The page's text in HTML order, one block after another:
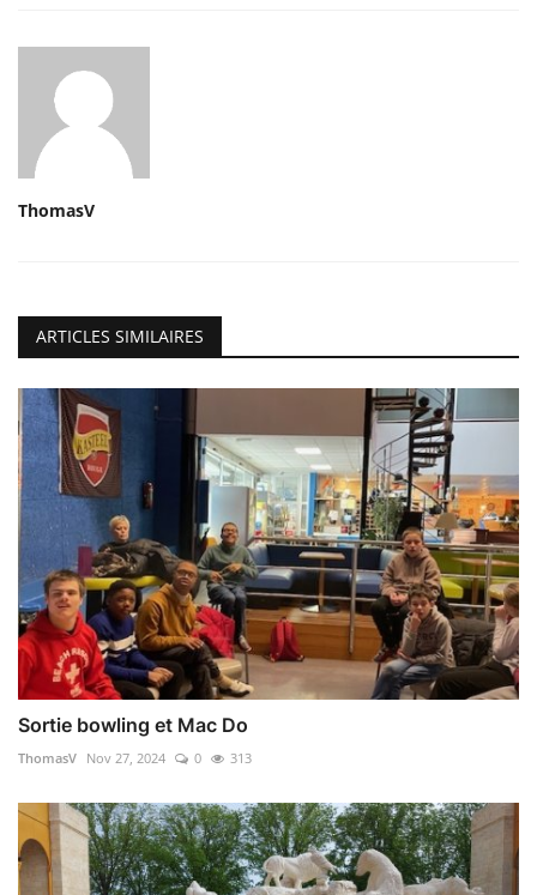
ThomasV
ARTICLES SIMILAIRES
Sortie bowling et Mac Do
ThomasV Nov 27, 2024 0 313